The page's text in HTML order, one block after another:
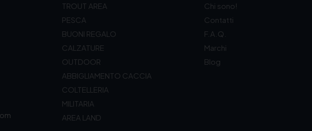
TROUT AREA
PESCA
BUONI REGALO
CALZATURE
OUTDOOR
ABBIGLIAMENTO CACCIA
COLTELLERIA
MILITARIA
AREA LAND
Chi sono!
Contatti
F.A.Q.
Marchi
Blog